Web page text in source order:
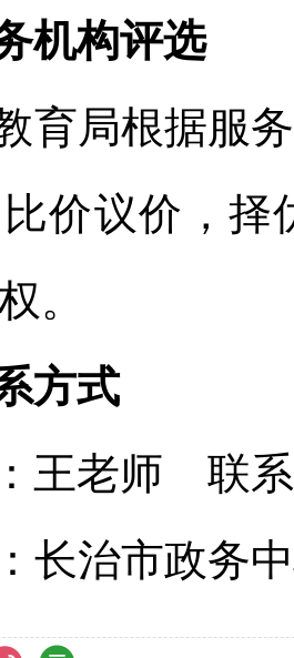
机构评选
育局根据服
价议价，择
。
方式
王老师 联系
治市政务